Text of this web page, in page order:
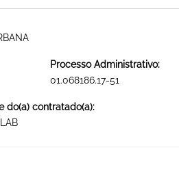
Processo Administrativo:
01.068186.17-51
do(a) contratado(a):